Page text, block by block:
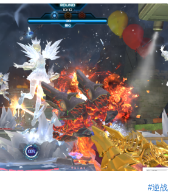
#逆战